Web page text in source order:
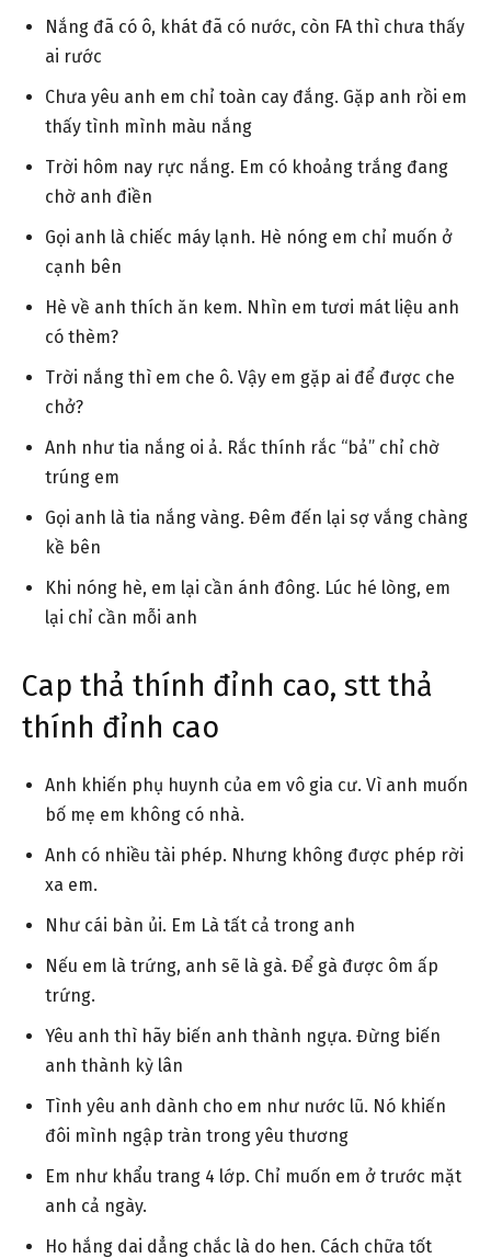
Nắng đã có ô, khát đã có nước, còn FA thì chưa thấy
ai rước
Chưa yêu anh em chỉ toàn cay đắng. Gặp anh rồi em
thấy tình mình màu nắng
Trời hôm nay rực nắng. Em có khoảng trắng đang
chờ anh điền
Gọi anh là chiếc máy lạnh. Hè nóng em chỉ muốn ở
cạnh bên
Hè về anh thích ăn kem. Nhìn em tươi mát liệu anh
có thèm?
Trời nắng thì em che ô. Vậy em gặp ai để được che
chở?
Anh như tia nắng oi ả. Rắc thính rắc “bả” chỉ chờ
trúng em
Gọi anh là tia nắng vàng. Đêm đến lại sợ vắng chàng
kề bên
Khi nóng hè, em lại cần ánh đông. Lúc hé lòng, em
lại chỉ cần mỗi anh
Cap thả thính đỉnh cao, stt thả
thính đỉnh cao
Anh khiến phụ huynh của em vô gia cư. Vì anh muốn
bố mẹ em không có nhà.
Anh có nhiều tài phép. Nhưng không được phép rời
xa em.
Như cái bàn ủi. Em Là tất cả trong anh
Nếu em là trứng, anh sẽ là gà. Để gà được ôm ấp
trứng.
Yêu anh thì hãy biến anh thành ngựa. Đừng biến
anh thành kỳ lân
Tình yêu anh dành cho em như nước lũ. Nó khiến
đôi mình ngập tràn trong yêu thương
Em như khẩu trang 4 lớp. Chỉ muốn em ở trước mặt
anh cả ngày.
Ho hắng dai dẳng chắc là do hen. Cách chữa tốt